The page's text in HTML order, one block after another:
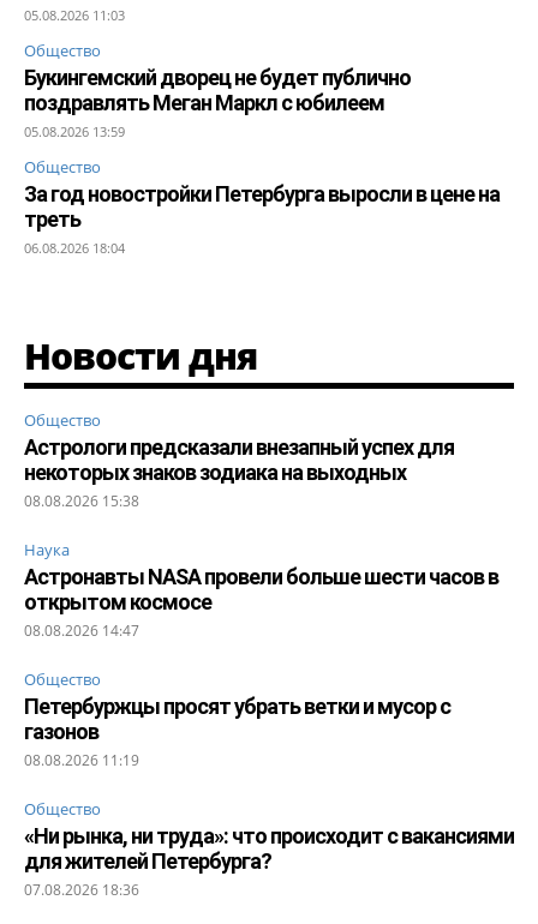
05.08.2026 11:03
Общество
Букингемский дворец не будет публично
поздравлять Меган Маркл с юбилеем
05.08.2026 13:59
Общество
За год новостройки Петербурга выросли в цене на
треть
06.08.2026 18:04
Новости дня
Общество
Астрологи предсказали внезапный успех для
некоторых знаков зодиака на выходных
08.08.2026 15:38
Наука
Астронавты NASA провели больше шести часов в
открытом космосе
08.08.2026 14:47
Общество
Петербуржцы просят убрать ветки и мусор с
газонов
08.08.2026 11:19
Общество
«Ни рынка, ни труда»: что происходит с вакансиями
для жителей Петербурга?
07.08.2026 18:36